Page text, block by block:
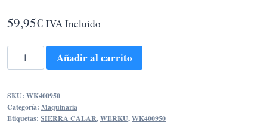
59,95€ IVA Incluido
SIERRA
CALAR
WK400950
cantidad
Añadir al carrito
SKU: WK400950
Categoría: Maquinaria
Etiquetas: SIERRA CALAR,WERKU,WK400950